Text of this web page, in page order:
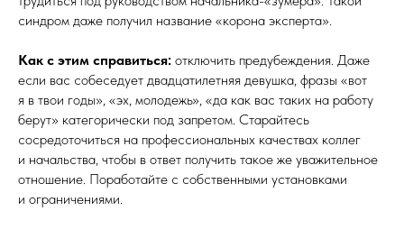
синдром даже получил название «корона эксперта».
Как с этим справиться: отключить предубеждения. Даже
если вас собеседует двадцатилетняя девушка, фразы «вот
я в твои годы», «эх, молодежь», «да как вас таких на работу
берут» категорически под запретом. Старайтесь
сосредоточиться на профессиональных качествах коллег
и начальства, чтобы в ответ получить такое же уважительное
отношение. Поработайте с собственными установками
и ограничениями.